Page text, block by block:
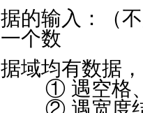
据的输入：（
一个数
据域均有数据
① 遇空格、“